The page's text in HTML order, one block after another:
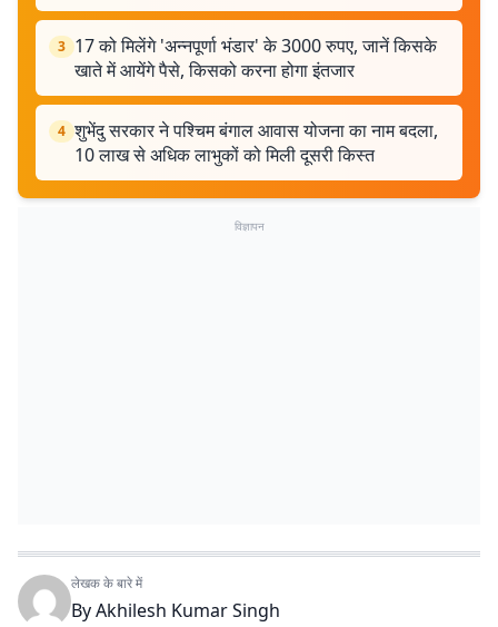
3 17 को मिलेंगे 'अन्नपूर्णा भंडार' के 3000 रुपए, जानें किसके
खाते में आयेंगे पैसे, किसको करना होगा इंतजार
4 शुभेंदु सरकार ने पश्चिम बंगाल आवास योजना का नाम बदला,
10 लाख से अधिक लाभुकों को मिली दूसरी किस्त
विज्ञापन
लेखक के बारे में
ByAkhilesh Kumar Singh